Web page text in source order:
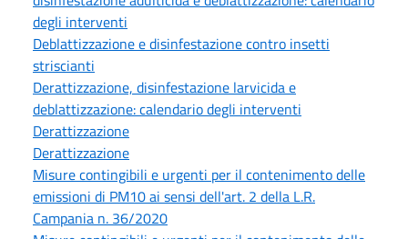
degli interventi
Deblattizzazione e disinfestazione contro insetti
striscianti
Derattizzazione, disinfestazione larvicida e
deblattizzazione: calendario degli interventi
Derattizzazione
Derattizzazione
Misure contingibili e urgenti per il contenimento delle
emissioni di PM10 ai sensi dell'art. 2 della L.R.
Campania n. 36/2020